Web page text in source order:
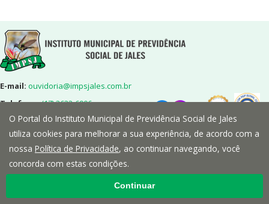
E-mail: ouvidoria@impsjales.com.br
Telefone:(17) 3632-6906
Endereço: Rua 7,nº2072-Centro-
Jales/SP-CEP:15700-014
O Portal do Instituto Municipal de Previdência Social de Jales
utiliza cookies para melhorar a sua experiência, de acordo com a
nossa Política de Privacidade, ao continuar navegando, você
concorda com estas condições.
Continuar